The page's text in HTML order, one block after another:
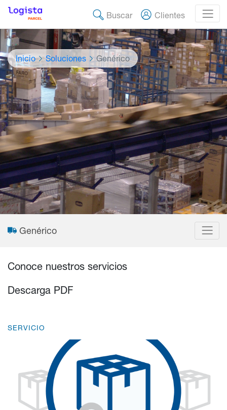
Buscar Clientes
Inicio Soluciones Genérico
Genérico
Conoce nuestros servicios
Descarga PDF
SERVICIO